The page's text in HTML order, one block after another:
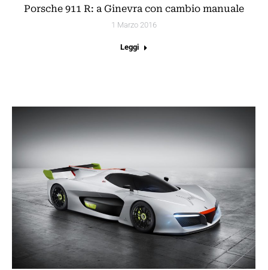
Porsche 911 R: a Ginevra con cambio manuale
1 Marzo 2016
Leggi